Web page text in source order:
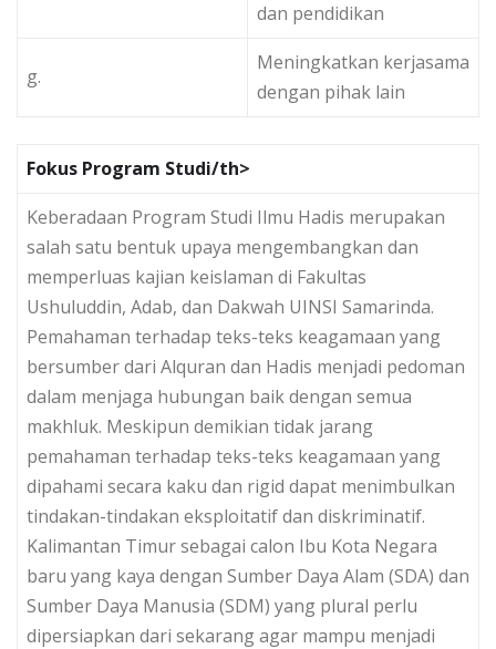
dan pendidikan
g.
Meningkatkan kerjasama
dengan pihak lain
Fokus Program Studi/th>
Keberadaan Program Studi Ilmu Hadis merupakan
salah satu bentuk upaya mengembangkan dan
memperluas kajian keislaman di Fakultas
Ushuluddin, Adab, dan Dakwah UINSI Samarinda.
Pemahaman terhadap teks-teks keagamaan yang
bersumber dari Alquran dan Hadis menjadi pedoman
dalam menjaga hubungan baik dengan semua
makhluk. Meskipun demikian tidak jarang
pemahaman terhadap teks-teks keagamaan yang
dipahami secara kaku dan rigid dapat menimbulkan
tindakan-tindakan eksploitatif dan diskriminatif.
Kalimantan Timur sebagai calon Ibu Kota Negara
baru yang kaya dengan Sumber Daya Alam (SDA) dan
Sumber Daya Manusia (SDM) yang plural perlu
dipersiapkan dari sekarang agar mampu menjadi